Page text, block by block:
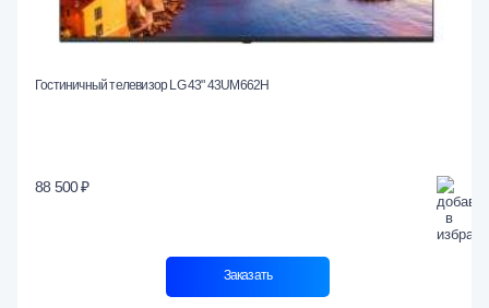
Гостиничный телевизор LG 43" 43UM662H
88 500 ₽
Заказать